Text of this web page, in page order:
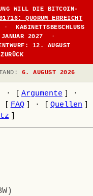
WILL DIE BITCOIN-
QUORUM ERREICHT
·
KABINETTSBESCHLUSS
2027
·
12. AUGUST
6. AUGUST 2026
· Argumente
·
FAQ · Quellen